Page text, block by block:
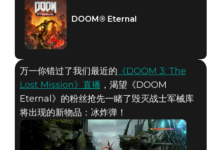
DOOM® Eternal
DOOM® Eternal
万一你错过了我们最近的 《DOOM 3: The
Lost Mission》直播 ，渴望《DOOM
Eternal》的粉丝抢先一睹了毁灭战士军械库
将出现的新物品：冰炸弹！